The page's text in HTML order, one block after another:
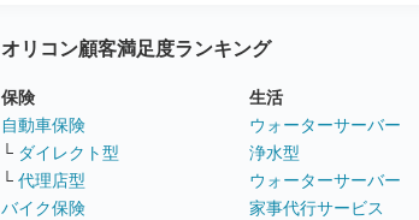
オリコン顧客満足度ランキング
保険
自動車保険
└ ダイレクト型
└ 代理店型
バイク保険
生活
ウォーターサーバー
浄水型
ウォーターサーバー
家事代行サービス